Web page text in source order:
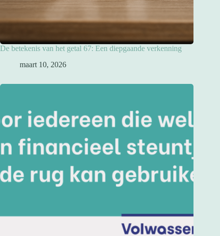
De betekenis van het getal 67: Een diepgaande verkenning
maart 10, 2026